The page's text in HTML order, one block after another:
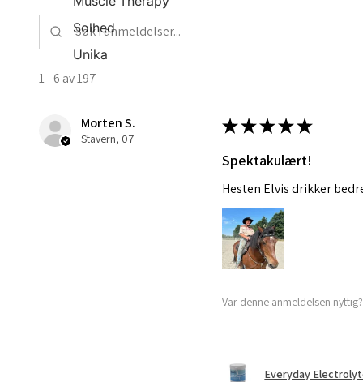
Solhed
Unika
1 - 6 av 197
Morten S.
Stavern, 07
★★★★★
Spektakulært!
Hesten Elvis drikker
Var denne anmeldelsen nyttig?
Everyday